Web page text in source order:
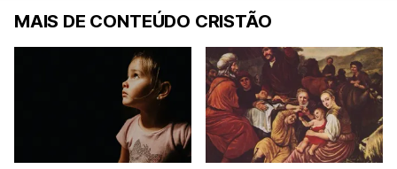
MAIS DE CONTEÚDO CRISTÃO